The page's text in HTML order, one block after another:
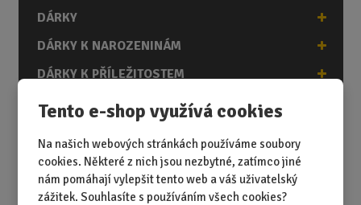
Tento e-shop využívá cookies
Na našich webových stránkách používáme soubory
cookies. Některé z nich jsou nezbytné, zatímco jiné
nám pomáhají vylepšit tento web a váš uživatelský
zážitek. Souhlasíte s používáním všech cookies?
DÁRKY
DÁRKY K NAROZENINÁM
DÁRKY K PŘÍLEŽITOSTEM
DÁRKY PODLE ZÁJMŮ
DÁRKY PRO DĚTI A MLÁDEŽ
DÁRKY PRO MUŽE